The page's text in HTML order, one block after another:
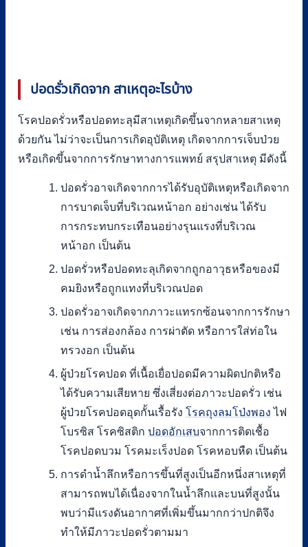
ปอดรั่วเกิดจาก สาเหตุอะไรบ้าง
โรคปอดรั่วหรือปอดทะลุมีสาเหตุเกิดขึ้นจากหลายสาเหตุ
ด้วยกัน ไม่ว่าจะเป็นการเกิดอุบัติเหตุ เกิดจากการเจ็บป่วย
หรือเกิดขึ้นจากการรักษาทางการแพทย์ สรุปสาเหตุ มีดังนี้
ปอดรั่วอาจเกิดจากการได้รับอุบัติเหตุหรือเกิดจาก
การบาดเจ็บที่บริเวณหน้าอก อย่างเช่น ได้รับ
การกระทบกระเทือนอย่างรุนแรงที่บริเวณ
หน้าอก เป็นต้น
ปอดรั่วหรือปอดทะลุเกิดจากถูกอาวุธหรือของมี
คมยิงหรือถูกแทงที่บริเวณปอด
ปอดรั่วอาจเกิดจากภาวะแทรกซ้อนจากการรักษา
เช่น การส่องกล้อง การผ่าตัด หรือการใส่ท่อใน
ทรวงอก เป็นต้น
ผู้ป่วยโรคปอด ที่เนื้อเยื่อปอดมีความผิดปกติหรือ
ได้รับความเสียหาย ซึ่งเสี่ยงต่อภาวะปอดรั่ว เช่น
ผู้ป่วยโรคปอดอุดกั้นเรื้อรัง โรคถุงลมโป่งพอง ไฟ
โบรซิส โรคซิสติก ปอดอักเสบจากการติดเชื้อ
โรคปอดบวม โรคมะเร็งปอด โรคหอบหืด เป็นต้น
การดำน้ำลึกหรือการขึ้นที่สูงเป็นอีกหนึ่งสาเหตุที่
สามารถพบได้เนื่องจากในน้ำลึกและบนที่สูงนั้น
พบว่ามีแรงดันอากาศที่เพิ่มขึ้นมากกว่าปกติจึง
ทำให้มีภาวะปอดรั่วตามมา